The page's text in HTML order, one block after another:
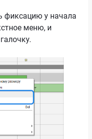
фиксацию у начала
меню, и